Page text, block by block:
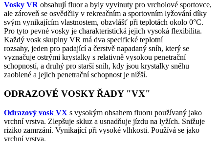
Vosky VR obsahují fluor a byly vyvinuty pro vrcholové sportovce,
ale zároveň se osvědčily v rekreačním a sportovním lyžování díky
svým vynikajícím vlastnostem, obzvlášť při teplotách okolo 0°C.
Pro tyto pevné vosky je charakteristická jejich vysoká flexibilita.
Každý vosk skupiny VR má dva specifické teplotní
rozsahy, jeden pro padající a čerstvě napadaný sníh, který se
vyznačuje ostrými krystalky s relativně vysokou penetrační
schopností, a druhý pro starší sníh, kdy jsou krystalky sněhu
zaoblené a jejich penetrační schopnost je nižší.
ODRAZOVÉ VOSKY ŘADY "VX"
Odrazový vosk VX s vysokým obsahem fluoru používaný jako
vrchní vrstva. Zlepšuje skluz a usnadňuje jízdu na lyžích. Snižuje
riziko zamrzání. Vynikající při vysoké vlhkosti. Používá se jako
vrchní vrstva.